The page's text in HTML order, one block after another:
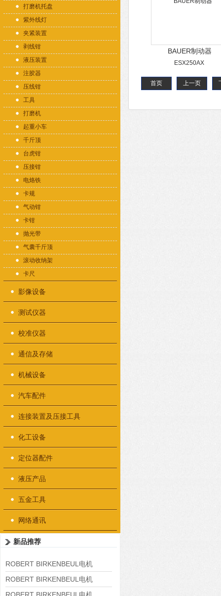
打磨机托盘
紫外线灯
夹紧装置
剥线钳
液压装置
注胶器
压线钳
工具
打磨机
起重小车
千斤顶
台虎钳
压接钳
电烙铁
卡规
气动钳
卡钳
抛光带
气囊千斤顶
滚动收纳架
卡尺
影像设备
测试仪器
校准仪器
通信及存储
机械设备
汽车配件
连接装置及压接工具
化工设备
定位器配件
液压产品
五金工具
网络通讯
新品推荐
ROBERT BIRKENBEUL电机
8APE225M-4-IE3
ROBERT BIRKENBEUL电机
8APE180L-4 IE3
BAUER制动器
ESX250AX
首页 上一页